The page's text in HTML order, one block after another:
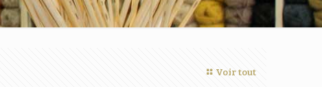
Voir tout